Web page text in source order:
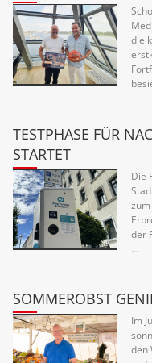
die
TESTPHASE FÜR
STARTET
Die
der
...
SOMMEROBST
Im
den